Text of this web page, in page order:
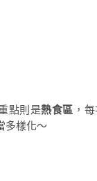
點則是熱食區 ，
多樣化～